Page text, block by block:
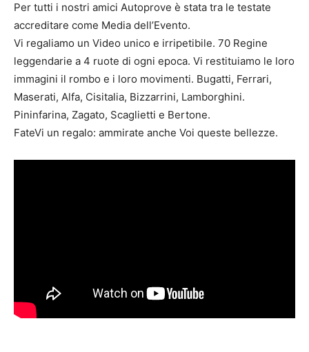
Per tutti i nostri amici Autoprove è stata tra le testate
accreditare come Media dell’Evento.
Vi regaliamo un Video unico e irripetibile. 70 Regine
leggendarie a 4 ruote di ogni epoca. Vi restituiamo le loro
immagini il rombo e i loro movimenti. Bugatti, Ferrari,
Maserati, Alfa, Cisitalia, Bizzarrini, Lamborghini.
Pininfarina, Zagato, Scaglietti e Bertone.
FateVi un regalo: ammirate anche Voi queste bellezze.